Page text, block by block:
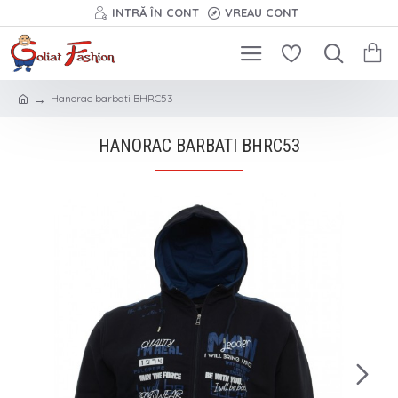
INTRĂ ÎN CONT VREAU CONT
Hanorac barbati BHRC53
HANORAC BARBATI BHRC53